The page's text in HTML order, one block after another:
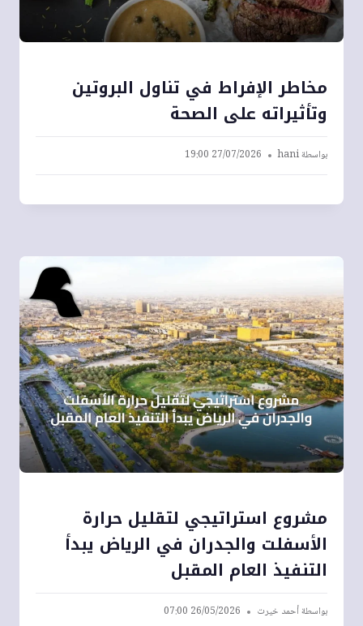
مخاطر الإفراط في تناول البروتين
وتأثيراته على الصحة
بواسطةhani
27/07/2026 19:00
مشروع استراتيجي لتقليل حرارة
الأسفلت والجدران في الرياض يبدأ
التنفيذ العام المقبل
بواسطةأحمد خيرت 26/05/2026 07:00